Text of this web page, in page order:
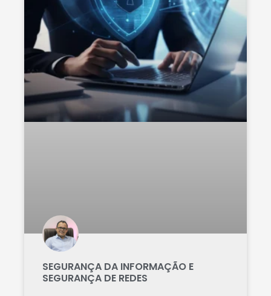
SEGURANÇA DA INFORMAÇÃO E
SEGURANÇA DE REDES